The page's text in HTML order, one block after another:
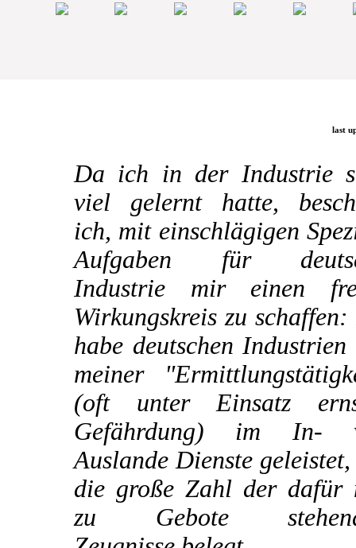
last
Da ich in der Industrie
viel gelernt hatte,
ich, mit einschlägigen
Aufgaben für
Industrie mir einen
Wirkungskreis zu
habe deutschen
meiner
(oft unter Einsatz
Gefährdung) im In-
Auslande Dienste
die große Zahl der dafür
zu Gebote